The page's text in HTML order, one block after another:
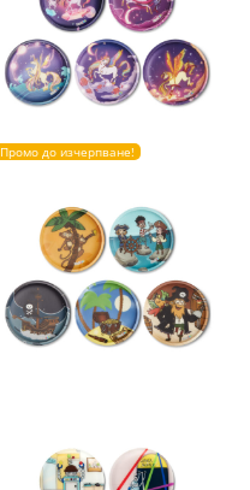
Промо до изчерпване!